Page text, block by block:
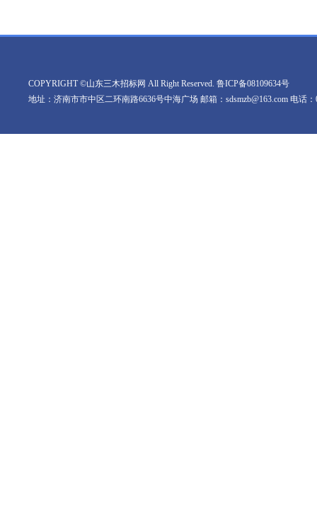
COPYRIGHT ©山东三木招标网 All Right Reserved. 鲁ICP备08109634号
地址：济南市市中区二环南路6636号中海广场 邮箱：sdsmzb@163.com 电话：